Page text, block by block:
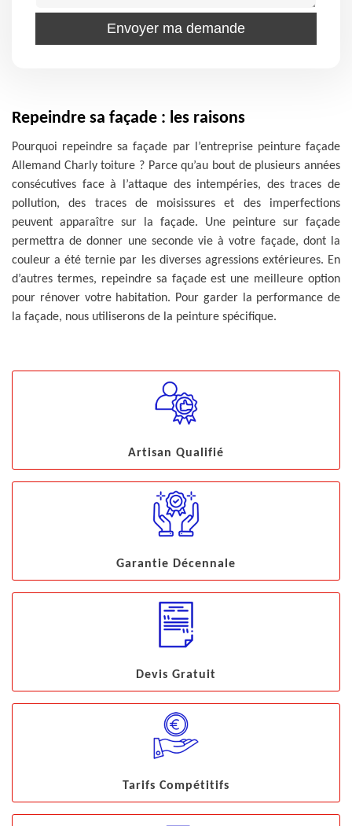
Repeindre sa façade : les raisons
Pourquoi repeindre sa façade par l’entreprise peinture façade
Allemand Charly toiture ? Parce qu’au bout de plusieurs années
consécutives face à l’attaque des intempéries, des traces de
pollution, des traces de moisissures et des imperfections
peuvent apparaître sur la façade. Une peinture sur façade
permettra de donner une seconde vie à votre façade, dont la
couleur a été ternie par les diverses agressions extérieures. En
d’autres termes, repeindre sa façade est une meilleure option
pour rénover votre habitation. Pour garder la performance de
la façade, nous utiliserons de la peinture spécifique.
Artisan Qualifié
Garantie Décennale
Devis Gratuit
Tarifs Compétitifs